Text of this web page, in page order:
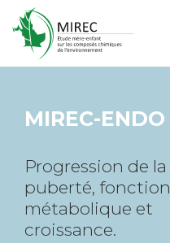
MIREC-ENDO
Progression de la
puberté, fonction
métabolique et
croissance.